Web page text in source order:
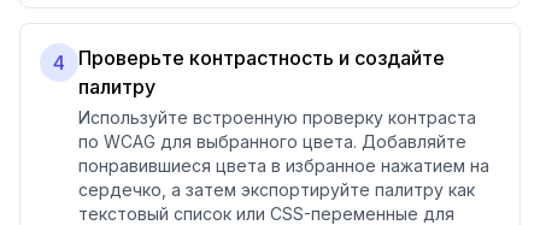
4
Проверьте контрастность и создайте
палитру
Используйте встроенную проверку контраста
по WCAG для выбранного цвета. Добавляйте
понравившиеся цвета в избранное нажатием на
сердечко, а затем экспортируйте палитру как
текстовый список или CSS-переменные для